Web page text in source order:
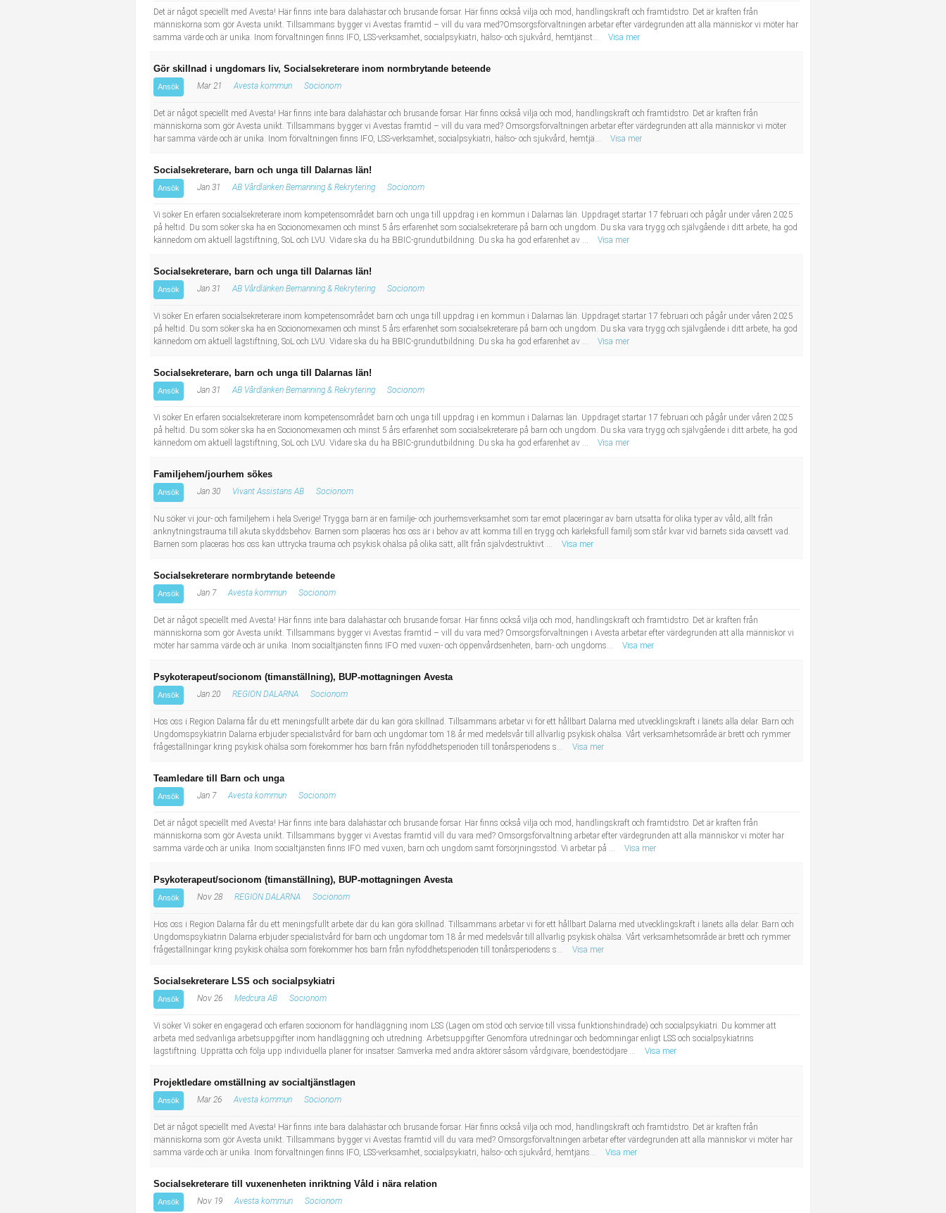
Naturvetenskapligt arbete
Sanering och renhållning
Läkarsekreterare/Vårdadmin/Medicinsk sekreterare
Informatör/Kommunikatör
Sjuksköterska, grundutbildad
Det är något speciellt med Avesta! Här finns inte bara dalahästar och brusande forsar. Här finns också vilja och mod, handlingskraft och framtidstro. Det är kraften från
människorna som gör Avesta unikt. Tillsammans bygger vi Avestas framtid – vill du vara med?Omsorgsförvaltningen arbetar efter värdegrunden att alla människor vi möter har
samma värde och är unika. Inom förvaltningen finns IFO, LSS-verksamhet, socialpsykiatri, hälso- och sjukvård, hemtjänst...
Visa mer
Gör skillnad i ungdomars liv, Socialsekreterare inom normbrytande beteende
Ansök Mar 21 Avesta kommun Socionom
Det är något speciellt med Avesta! Här finns inte bara dalahästar och brusande forsar. Här finns också vilja och mod, handlingskraft och framtidstro. Det är kraften från
människorna som gör Avesta unikt. Tillsammans bygger vi Avestas framtid – vill du vara med? Omsorgsförvaltningen arbetar efter värdegrunden att alla människor vi möter
har samma värde och är unika. Inom förvaltningen finns IFO, LSS-verksamhet, socialpsykiatri, hälso- och sjukvård, hemtjä...
Visa mer
Socialsekreterare, barn och unga till Dalarnas län!
Ansök Jan 31 AB Vårdlänken Bemanning & Rekrytering Socionom
Vi söker En erfaren socialsekreterare inom kompetensområdet barn och unga till uppdrag i en kommun i Dalarnas län. Uppdraget startar 17 februari och pågår under våren 2025
på heltid. Du som söker ska ha en Socionomexamen och minst 5 års erfarenhet som socialsekreterare på barn och ungdom. Du ska vara trygg och självgående i ditt arbete, ha god
kännedom om aktuell lagstiftning, SoL och LVU. Vidare ska du ha BBIC-grundutbildning. Du ska ha god erfarenhet av ...
Visa mer
Socialsekreterare, barn och unga till Dalarnas län!
Ansök Jan 31 AB Vårdlänken Bemanning & Rekrytering Socionom
Vi söker En erfaren socialsekreterare inom kompetensområdet barn och unga till uppdrag i en kommun i Dalarnas län. Uppdraget startar 17 februari och pågår under våren 2025
på heltid. Du som söker ska ha en Socionomexamen och minst 5 års erfarenhet som socialsekreterare på barn och ungdom. Du ska vara trygg och självgående i ditt arbete, ha god
kännedom om aktuell lagstiftning, SoL och LVU. Vidare ska du ha BBIC-grundutbildning. Du ska ha god erfarenhet av ...
Visa mer
Socialsekreterare, barn och unga till Dalarnas län!
Ansök Jan 31 AB Vårdlänken Bemanning & Rekrytering Socionom
Vi söker En erfaren socialsekreterare inom kompetensområdet barn och unga till uppdrag i en kommun i Dalarnas län. Uppdraget startar 17 februari och pågår under våren 2025
på heltid. Du som söker ska ha en Socionomexamen och minst 5 års erfarenhet som socialsekreterare på barn och ungdom. Du ska vara trygg och självgående i ditt arbete, ha god
kännedom om aktuell lagstiftning, SoL och LVU. Vidare ska du ha BBIC-grundutbildning. Du ska ha god erfarenhet av ...
Visa mer
Familjehem/jourhem sökes
Ansök Jan 30 Vivant Assistans AB Socionom
Nu söker vi jour- och familjehem i hela Sverige! Trygga barn är en familje- och jourhemsverksamhet som tar emot placeringar av barn utsatta för olika typer av våld, allt från
anknytningstrauma till akuta skyddsbehov. Barnen som placeras hos oss är i behov av att komma till en trygg och kärleksfull familj som står kvar vid barnets sida oavsett vad.
Barnen som placeras hos oss kan uttrycka trauma och psykisk ohälsa på olika sätt, allt från självdestruktivt ...
Visa mer
Socialsekreterare normbrytande beteende
Ansök Jan 7 Avesta kommun Socionom
Det är något speciellt med Avesta! Här finns inte bara dalahästar och brusande forsar. Här finns också vilja och mod, handlingskraft och framtidstro. Det är kraften från
människorna som gör Avesta unikt. Tillsammans bygger vi Avestas framtid – vill du vara med? Omsorgsförvaltningen i Avesta arbetar efter värdegrunden att alla människor vi
möter har samma värde och är unika. Inom socialtjänsten finns IFO med vuxen- och öppenvårdsenheten, barn- och ungdoms...
Visa mer
Psykoterapeut/socionom (timanställning), BUP-mottagningen Avesta
Ansök Jan 20 REGION DALARNA Socionom
Hos oss i Region Dalarna får du ett meningsfullt arbete där du kan göra skillnad. Tillsammans arbetar vi för ett hållbart Dalarna med utvecklingskraft i länets alla delar. Barn och
Ungdomspsykiatrin Dalarna erbjuder specialistvård för barn och ungdomar tom 18 år med medelsvår till allvarlig psykisk ohälsa. Vårt verksamhetsområde är brett och rymmer
frågeställningar kring psykisk ohälsa som förekommer hos barn från nyföddhetsperioden till tonårsperiodens s...
Visa mer
Teamledare till Barn och unga
Ansök Jan 7 Avesta kommun Socionom
Det är något speciellt med Avesta! Här finns inte bara dalahästar och brusande forsar. Här finns också vilja och mod, handlingskraft och framtidstro. Det är kraften från
människorna som gör Avesta unikt. Tillsammans bygger vi Avestas framtid vill du vara med? Omsorgsförvaltning arbetar efter värdegrunden att alla människor vi möter har
samma värde och är unika. Inom socialtjänsten finns IFO med vuxen, barn och ungdom samt försörjningsstöd. Vi arbetar på ...
Visa mer
Psykoterapeut/socionom (timanställning), BUP-mottagningen Avesta
Ansök Nov 28 REGION DALARNA Socionom
Hos oss i Region Dalarna får du ett meningsfullt arbete där du kan göra skillnad. Tillsammans arbetar vi för ett hållbart Dalarna med utvecklingskraft i länets alla delar. Barn och
Ungdomspsykiatrin Dalarna erbjuder specialistvård för barn och ungdomar tom 18 år med medelsvår till allvarlig psykisk ohälsa. Vårt verksamhetsområde är brett och rymmer
frågeställningar kring psykisk ohälsa som förekommer hos barn från nyföddhetsperioden till tonårsperiodens s...
Visa mer
Socialsekreterare LSS och socialpsykiatri
Ansök Nov 26 Medcura AB Socionom
Vi söker Vi söker en engagerad och erfaren socionom för handläggning inom LSS (Lagen om stöd och service till vissa funktionshindrade) och socialpsykiatri. Du kommer att
arbeta med sedvanliga arbetsuppgifter inom handläggning och utredning. Arbetsuppgifter Genomföra utredningar och bedömningar enligt LSS och socialpsykiatrins
lagstiftning. Upprätta och följa upp individuella planer för insatser. Samverka med andra aktörer såsom vårdgivare, boendestödjare ...
Visa mer
Projektledare omställning av socialtjänstlagen
Ansök Mar 26 Avesta kommun Socionom
Det är något speciellt med Avesta! Här finns inte bara dalahästar och brusande forsar. Här finns också vilja och mod, handlingskraft och framtidstro. Det är kraften från
människorna som gör Avesta unikt. Tillsammans bygger vi Avestas framtid vill du vara med? Omsorgsförvaltningen arbetar efter värdegrunden att alla människor vi möter har
samma värde och är unika. Inom förvaltningen finns IFO, LSS-verksamhet, socialpsykiatri, hälso- och sjukvård, hemtjäns...
Visa mer
Socialsekreterare till vuxenenheten inriktning Våld i nära relation
Ansök Nov 19 Avesta kommun Socionom